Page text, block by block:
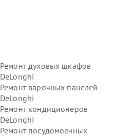
Ремонт духовых шкафов
DeLonghi
Ремонт варочных панелей
DeLonghi
Ремонт кондиционеров
DeLonghi
Ремонт посудомоечных